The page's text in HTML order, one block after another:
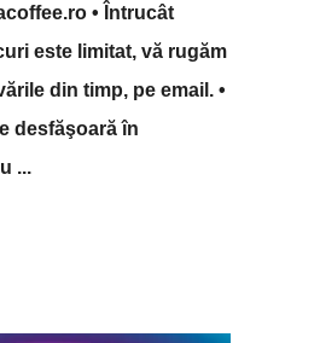
• Întrucât
este limitat, vă rugăm
din timp, pe email. •
desfăşoară în